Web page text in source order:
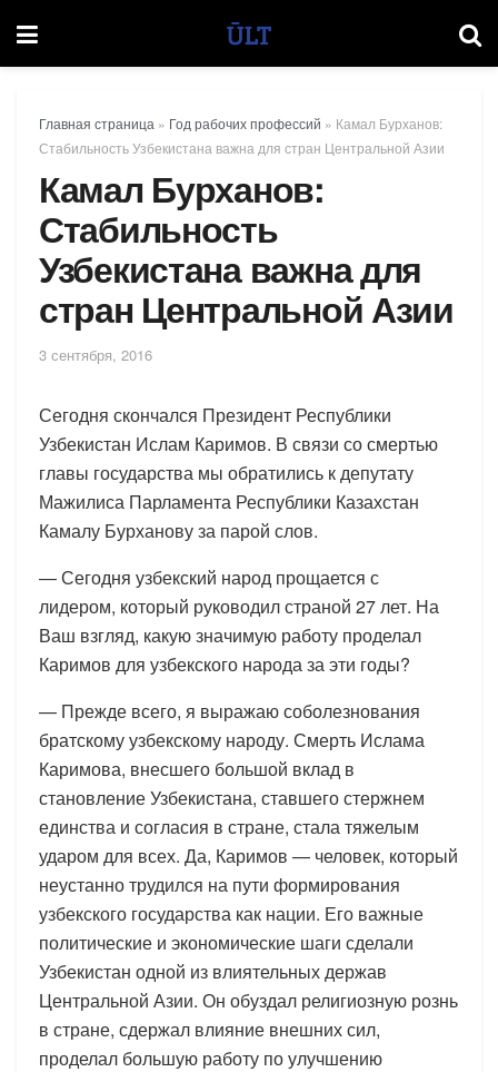
Главная страница » Год рабочих профессий » Камал Бурханов:
Стабильность Узбекистана важна для стран Центральной Азии
Камал Бурханов:
Стабильность
Узбекистана важна для
стран Центральной Азии
3 сентября, 2016
Сегодня скончался Президент Республики
Узбекистан Ислам Каримов. В связи со смертью
главы государства мы обратились к депутату
Мажилиса Парламента Республики Казахстан
Камалу Бурханову за парой слов.
— Сегодня узбекский народ прощается с
лидером, который руководил страной 27 лет. На
Ваш взгляд, какую значимую работу проделал
Каримов для узбекского народа за эти годы?
— Прежде всего, я выражаю соболезнования
братскому узбекскому народу. Смерть Ислама
Каримова, внесшего большой вклад в
становление Узбекистана, ставшего стержнем
единства и согласия в стране, стала тяжелым
ударом для всех. Да, Каримов — человек, который
неустанно трудился на пути формирования
узбекского государства как нации. Его важные
политические и экономические шаги сделали
Узбекистан одной из влиятельных держав
Центральной Азии. Он обуздал религиозную рознь
в стране, сдержал влияние внешних сил,
проделал большую работу по улучшению